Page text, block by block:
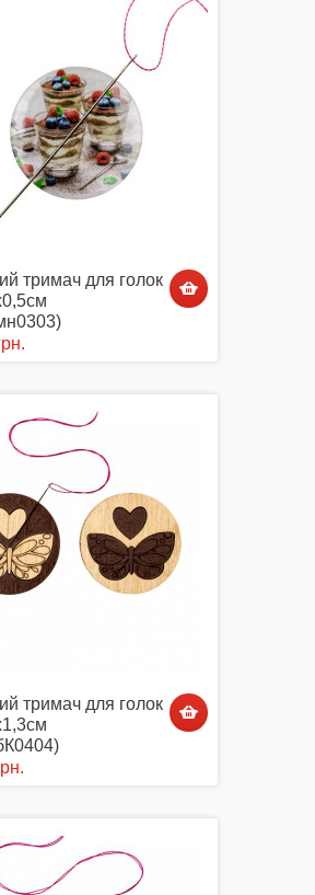
Одягу
рушники з принтом
тримач для голок
тримач для голок